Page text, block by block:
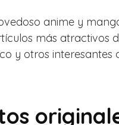
anime y
más atractivos
y otros